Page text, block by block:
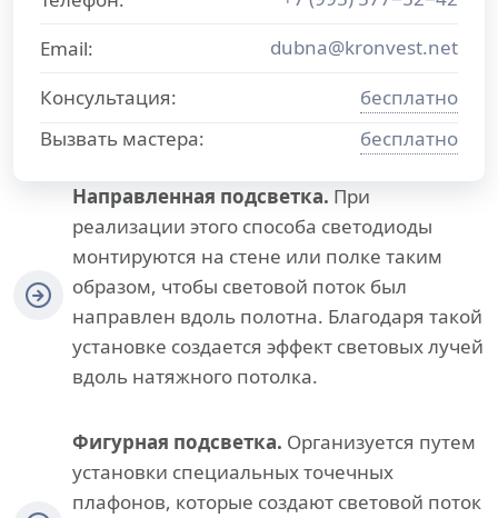
Email:
dubna@kronvest.net
Консультация:
бесплатно
Вызвать мастера:
бесплатно
Направленная подсветка. При
реализации этого способа светодиоды
монтируются на стене или полке таким
образом, чтобы световой поток был
направлен вдоль полотна. Благодаря такой
установке создается эффект световых лучей
вдоль натяжного потолка.
Фигурная подсветка. Организуется путем
установки специальных точечных
плафонов, которые создают световой поток